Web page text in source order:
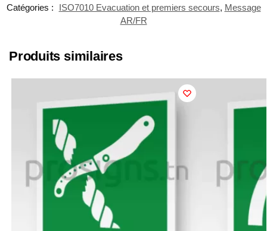
Catégories :
ISO7010 Evacuation et premiers secours, Message
AR/FR
Produits similaires